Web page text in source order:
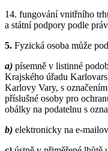
14. fungování vnitřního
a státní podpory podle
5. Fyzická osoba může
a) písemně v listinné
Krajského úřadu
Karlovy Vary, s
příslušné osoby pro
obálky na podatelnu s
b) elektronicky na e-